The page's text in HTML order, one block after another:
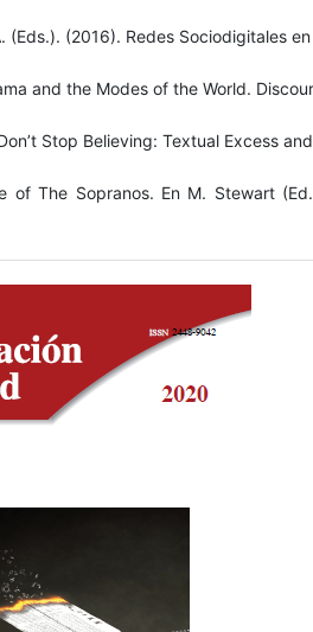
(Eds.). (2016). Redes Sociodigitales
and the Modes of the World.
Stop Believing: Textual Excess
of The Sopranos. En M. Stewart